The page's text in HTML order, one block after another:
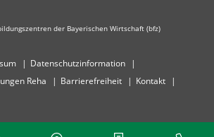
der Bayerischen Wirtschaft (bfz)
Datenschutzinformation
Reha
Barrierefreiheit
Kontakt